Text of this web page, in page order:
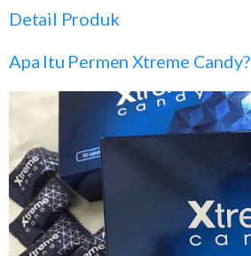
Detail Produk
Apa Itu Permen Xtreme Candy?